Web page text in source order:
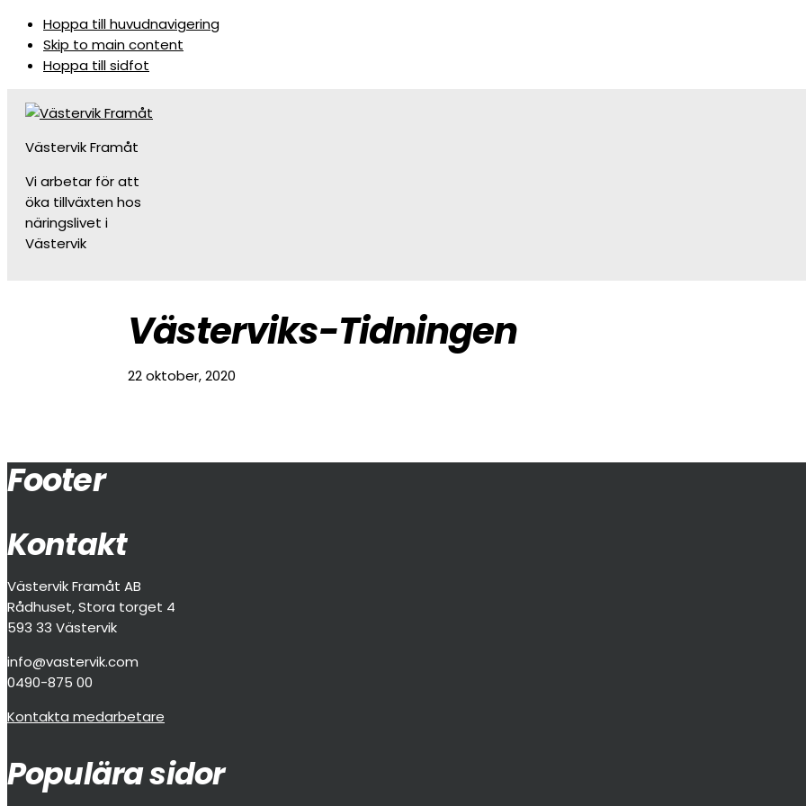
Hoppa till huvudnavigering
Skip to main content
Hoppa till sidfot
Västervik Framåt
Vi arbetar för att
öka tillväxten hos
näringslivet i
Västervik
Västerviks-Tidningen
22 oktober, 2020
Footer
Kontakt
Västervik Framåt AB
Rådhuset, Stora torget 4
593 33 Västervik
info@vastervik.com
0490-875 00
Kontakta medarbetare
Populära sidor